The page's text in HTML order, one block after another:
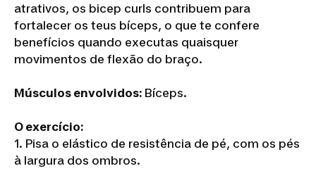
atrativos, os bicep curls contribuem para
fortalecer os teus bíceps, o que te confere
benefícios quando executas quaisquer
movimentos de flexão do braço.
Músculos envolvidos: Bíceps.
O exercício:
1. Pisa o elástico de resistência de pé, com os pés
à largura dos ombros.